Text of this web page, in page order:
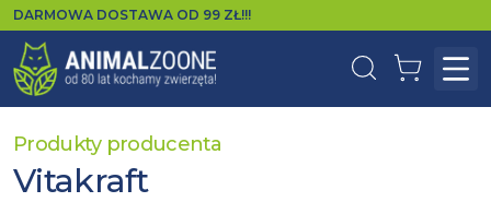
DARMOWA DOSTAWA OD 99 ZŁ!!!
WyszukajKoszyk
Produkty producenta
Vitakraft